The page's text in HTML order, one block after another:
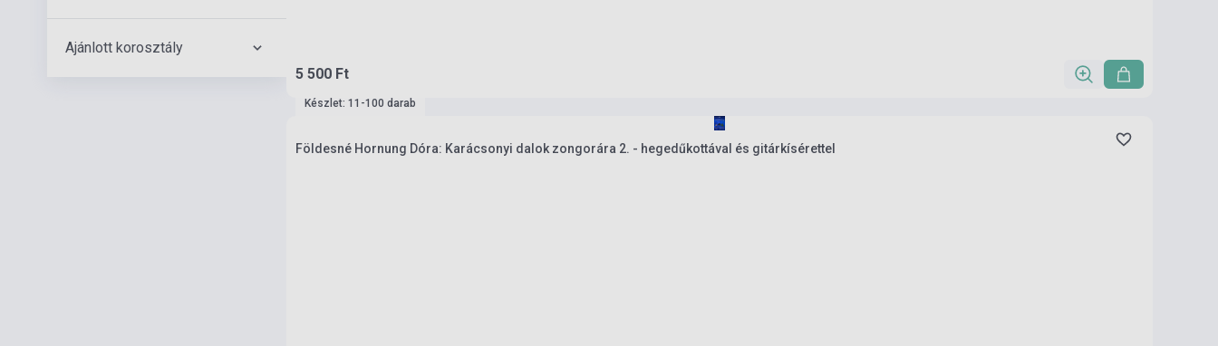
Ajánlott korosztály
5 500 Ft
Készlet: 11-100 darab
Földesné Hornung Dóra: Karácsonyi dalok zongorára 2. - hegedűkottával és gitárkísérettel